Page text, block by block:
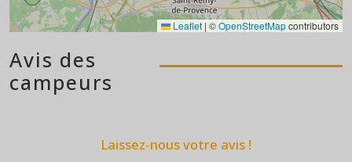
Leaflet | ©OpenStreetMapcontributors
Avis des
campeurs
Laissez-nous votre avis !